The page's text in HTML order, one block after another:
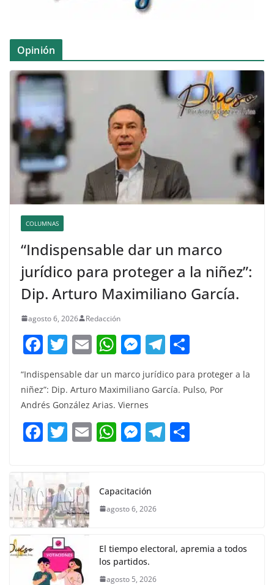
Opinión
COLUMNAS
“Indispensable dar un marco
jurídico para proteger a la niñez”:
Dip. Arturo Maximiliano García.
agosto 6, 2026 Redacción
F
c
e
b
o
k
T
w
itt
er
E
ai
l
W
at
s
A
p
M
e
ss
e
n
g
T
e
a
m
m
“Indispensable dar un marco jurídico para proteger a la
niñez”: Dip. Arturo Maximiliano García. Pulso, Por
Andrés González Arias. Viernes
F
c
e
b
o
o
k
T
itt
er
E W
s
A
p
M
e
n
er
T
Capacitación
agosto 6, 2026
El tiempo electoral, apremia a todos
los partidos.
agosto 5, 2026